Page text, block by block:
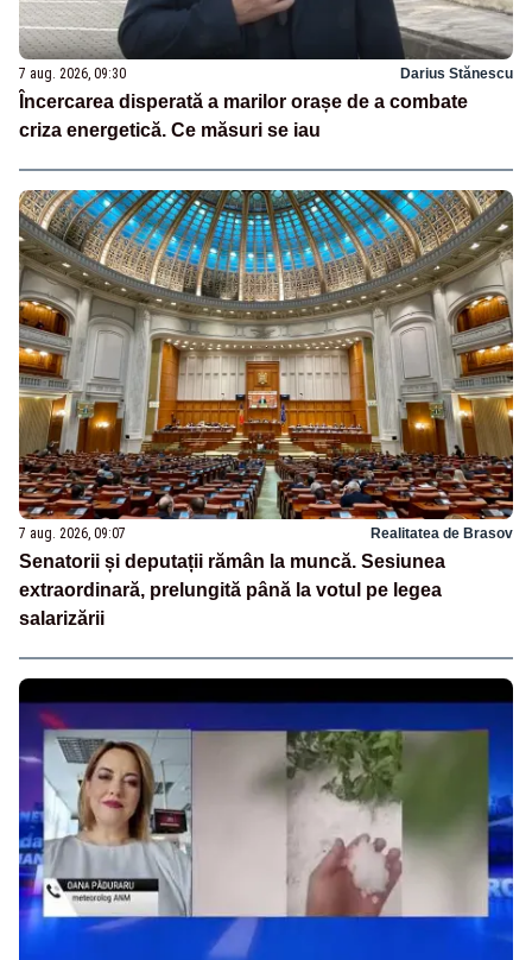
7 aug. 2026, 09:30 Darius Stănescu
Încercarea disperată a marilor orașe de a combate
criza energetică. Ce măsuri se iau
7 aug. 2026, 09:07 Realitatea de Brasov
Senatorii și deputații rămân la muncă. Sesiunea
extraordinară, prelungită până la votul pe legea
salarizării